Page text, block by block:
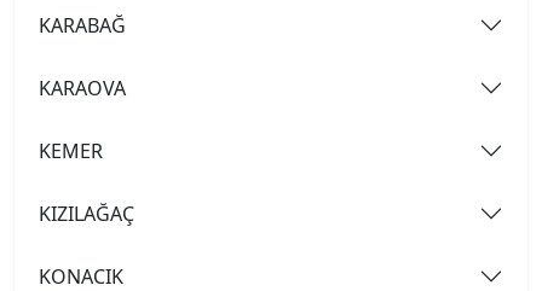
KARABAĞ
KARAOVA
KEMER
KIZILAĞAÇ
KONACIK